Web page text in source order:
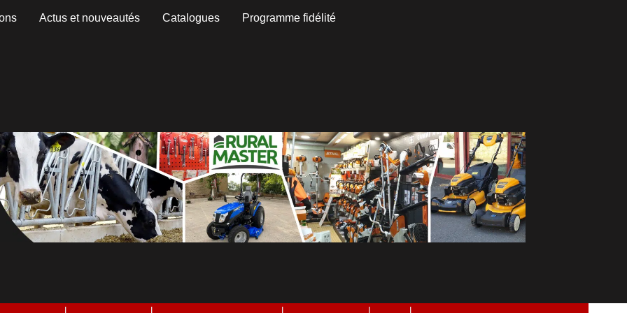
Actus et nouveautés Catalogues Programme fidélité